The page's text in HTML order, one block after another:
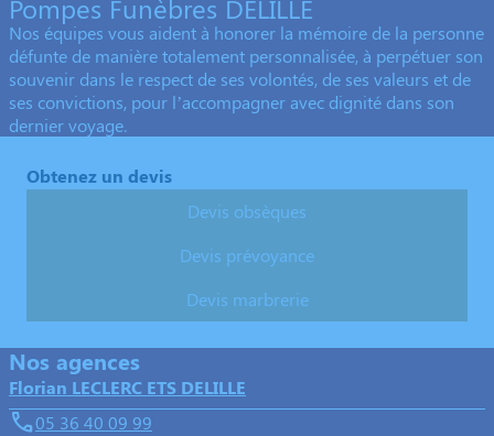
Pompes Funèbres DELILLE
Nos équipes vous aident à honorer la mémoire de la personne
défunte de manière totalement personnalisée, à perpétuer son
souvenir dans le respect de ses volontés, de ses valeurs et de
ses convictions, pour l’accompagner avec dignité dans son
dernier voyage.
Obtenez un devis
Devis obsèques
Devis prévoyance
Devis marbrerie
Nos agences
Florian LECLERC ETS DELILLE
05 36 40 09 99